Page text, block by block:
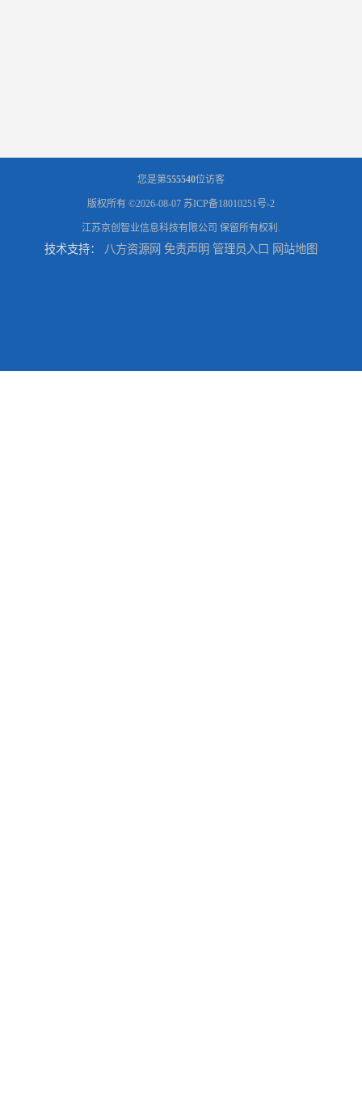
您是第555540位访客
版权所有 ©2026-08-07 苏ICP备18010251号-2
江苏京创智业信息科技有限公司 保留所有权利.
技术支持： 八方资源网 免责声明 管理员入口 网站地图